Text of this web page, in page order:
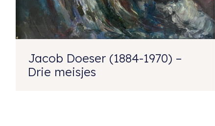
Jacob Doeser (1884-1970) –
Drie meisjes